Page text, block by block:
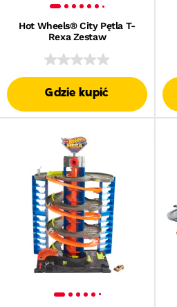
Hot Wheels® City Pętla T-
Rexa Zestaw
Gdzie kupić